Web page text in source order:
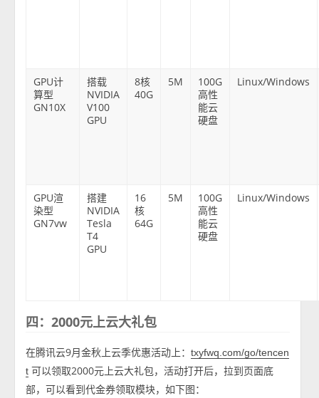
GPU计
算型
GN10X
搭载
NVIDIA
V100
GPU
8核
40G
5M
100G
高性
能云
硬盘
Linux/Windows
GPU渲
染型
GN7vw
搭建
NVIDIA
Tesla
T4
GPU
16
核
64G
5M
100G
高性
能云
硬盘
Linux/Windows
四：2000元上云大礼包
在腾讯云9月金秋上云季优惠活动上：txyfwq.com/go/tencen
t 可以领取2000元上云大礼包，活动打开后，拉到页面底
部，可以看到代金券领取模块，如下图：